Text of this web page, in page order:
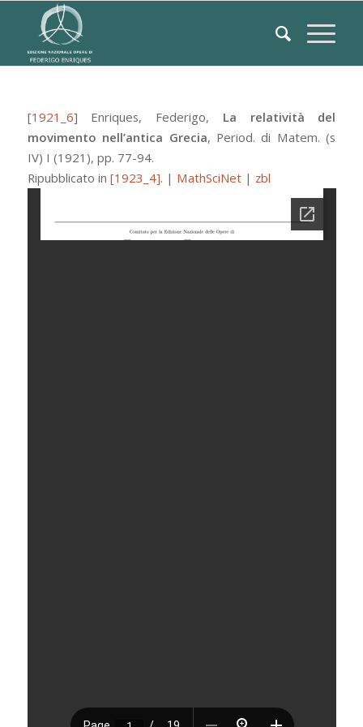
[1921_6] Enriques, Federigo, La relatività del
movimento nell’antica Grecia, Period. di Matem. (s
IV) I (1921), pp. 77-94.
Ripubblicato in [1923_4]. | MathSciNet| zbl